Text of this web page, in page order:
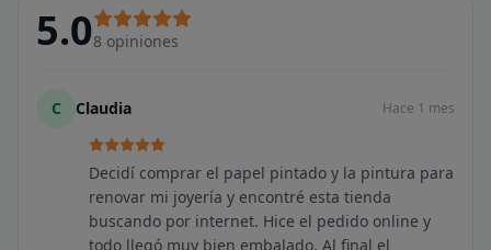
5.08 opiniones
C Claudia Hace 1 mes
Decidí comprar el papel pintado y la pintura para
renovar mi joyería y encontré esta tienda
buscando por internet. Hice el pedido online y
todo llegó muy bien embalado. Al final el